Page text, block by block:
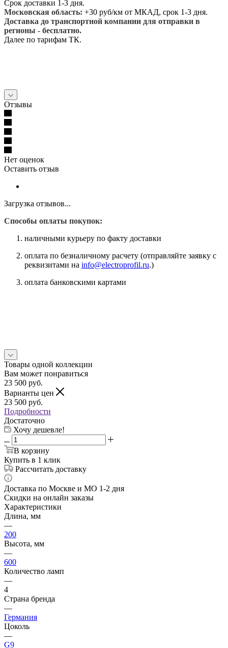
Срок доставки 1-3 дня.
Московская область: +30 руб/км от МКАД, срок 1-3 дня.
Доставка до транспортной компании для отправки в
регионы - бесплатно.
Далее по тарифам ТК.
Отзывы
Нет оценок
Оставить отзыв
Загрузка отзывов...
Способы оплаты покупок:
наличными курьеру по факту доставки
оплата по безналичному расчету (отправляйте заявку с
реквизитами на info@electroprofil.ru.)
оплата банковскими картами
Товары одной коллекции
Вам может понравиться
23 500 руб.
Варианты цен
23 500 руб.
Подробности
Достаточно
Хочу дешевле!
В корзину
Купить в 1 клик
Рассчитать доставку
Доставка по Москве и МО 1-2 дня
Скидки на онлайн заказы
Характеристики
Длина, мм
—
200
Высота, мм
—
600
Количество ламп
—
4
Страна бренда
—
Германия
Цоколь
—
G9